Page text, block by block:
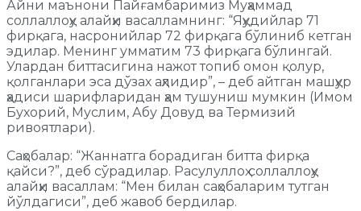
Айни маънони Пайғамбаримиз Муҳаммад
соллаллоҳу алайҳи васалламнинг: “Яҳудийлар 71
фирқага, насронийлар 72 фирқага бўлиниб кетган
эдилар. Менинг умматим 73 фирқага бўлингай.
Улардан биттасигина нажот топиб омон қолур,
қолганлари эса дўзах аҳлидир”, – деб айтган машҳур
ҳадиси шарифларидан ҳам тушуниш мумкин (Имом
Бухорий, Муслим, Абу Довуд ва Термизий
ривоятлари).
Саҳобалар: “Жаннатга борадиган битта фирқа
қайси?”, деб сўрадилар. Расулуллоҳ соллаллоҳу
алайҳи васаллам: “Мен билан саҳобаларим тутган
йўлдагиси”, деб жавоб бердилар.